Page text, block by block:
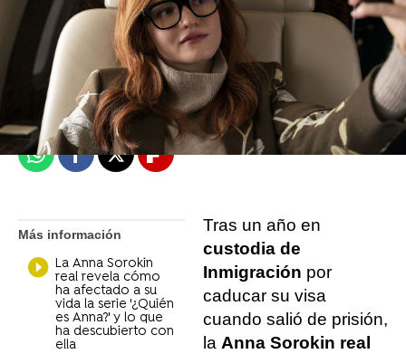
Isabel S. Samaniego
Madrid
Publicado:16 de marzo de 2022, 14:26
WhatsappFacebook
X Flipboard
Más información
La Anna Sorokin
real revela cómo
ha afectado a su
vida la serie '¿Quién
es Anna?' y lo que
ha descubierto con
ella
Tras un año en
custodia de
Inmigración por
caducar su visa
cuando salió de prisión,
la Anna Sorokin real